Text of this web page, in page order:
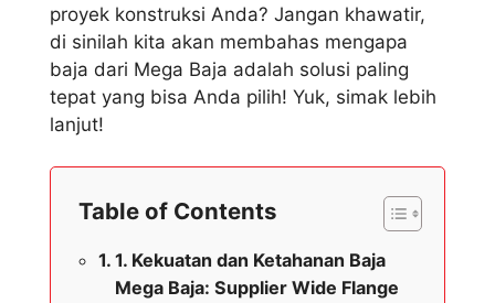
proyek konstruksi Anda? Jangan khawatir,
di sinilah kita akan membahas mengapa
baja dari Mega Baja adalah solusi paling
tepat yang bisa Anda pilih! Yuk, simak lebih
lanjut!
Table of Contents
1. Kekuatan dan Ketahanan Baja
Mega Baja: Supplier Wide Flange